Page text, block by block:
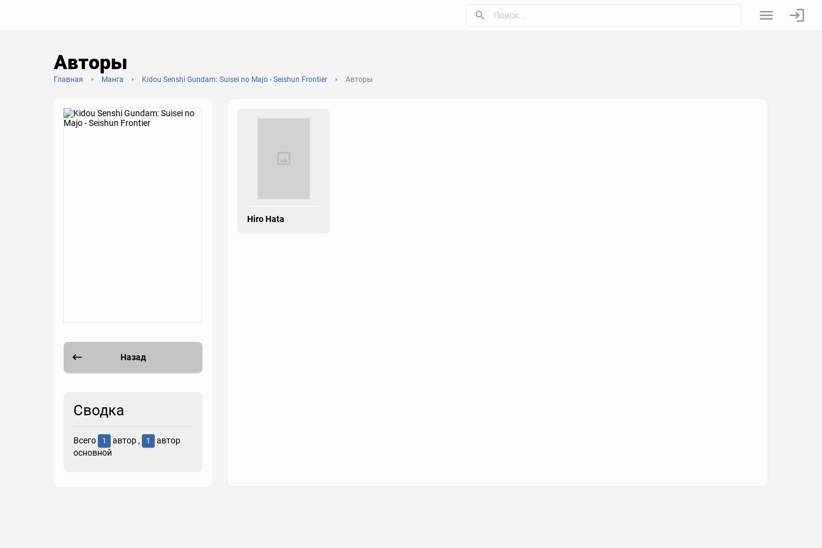
Авторы
Главная Манга Kidou Senshi Gundam: Suisei no Majo - Seishun Frontier Авторы
Назад
Сводка
Всего 1 автор , 1
автор
основной
Hiro Hata